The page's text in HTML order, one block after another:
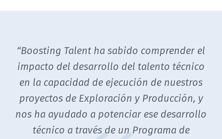
“Boosting Talent ha sabido comprender el
impacto del desarrollo del talento técnico
en la capacidad de ejecución de nuestros
proyectos de Exploración y Producción, y
nos ha ayudado a potenciar ese desarrollo
técnico a través de un Programa de